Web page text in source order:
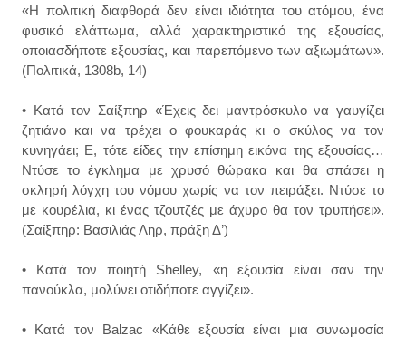
«Η πολιτική διαφθορά δεν είναι ιδιότητα του ατόμου, ένα
φυσικό ελάττωμα, αλλά χαρακτηριστικό της εξουσίας,
οποιασδήποτε εξουσίας, και παρεπόμενο των αξιωμάτων».
(Πολιτικά, 1308b, 14)
• Κατά τον Σαίξπηρ «Έχεις δει μαντρόσκυλο να γαυγίζει
ζητιάνο και να τρέχει ο φουκαράς κι ο σκύλος να τον
κυνηγάει; Ε, τότε είδες την επίσημη εικόνα της εξουσίας…
Ντύσε το έγκλημα με χρυσό θώρακα και θα σπάσει η
σκληρή λόγχη του νόμου χωρίς να τον πειράξει. Ντύσε το
με κουρέλια, κι ένας τζουτζές με άχυρο θα τον τρυπήσει».
(Σαίξπηρ: Βασιλιάς Ληρ, πράξη Δ’)
• Κατά τον ποιητή Shelley, «η εξουσία είναι σαν την
πανούκλα, μολύνει οτιδήποτε αγγίζει».
• Κατά τον Balzac «Κάθε εξουσία είναι μια συνωμοσία